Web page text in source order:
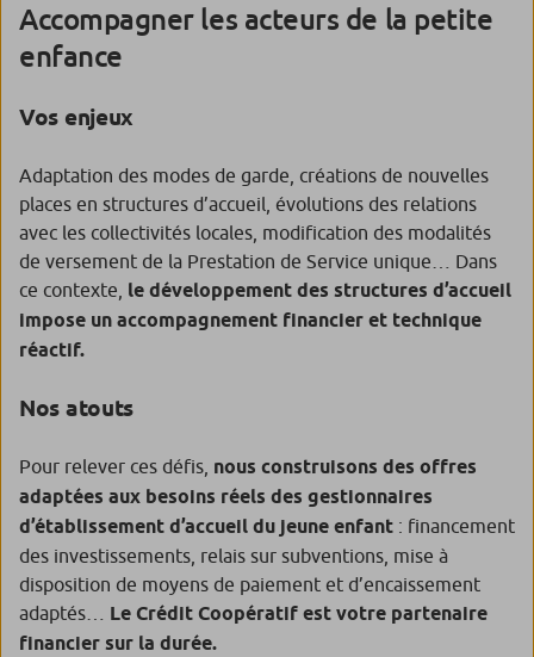
Accompagner les acteurs de la petite
enfance
Vos enjeux
Adaptation des modes de garde, créations de nouvelles
places en structures d’accueil, évolutions des relations
avec les collectivités locales, modification des modalités
de versement de la Prestation de Service unique… Dans
ce contexte, le développement des structures d’accueil
impose un accompagnement financier et technique
réactif.
Nos atouts
Pour relever ces défis, nous construisons des offres
adaptées aux besoins réels des gestionnaires
d’établissement d’accueil du jeune enfant : financement
des investissements, relais sur subventions, mise à
disposition de moyens de paiement et d’encaissement
adaptés… Le Crédit Coopératif est votre partenaire
financier sur la durée.